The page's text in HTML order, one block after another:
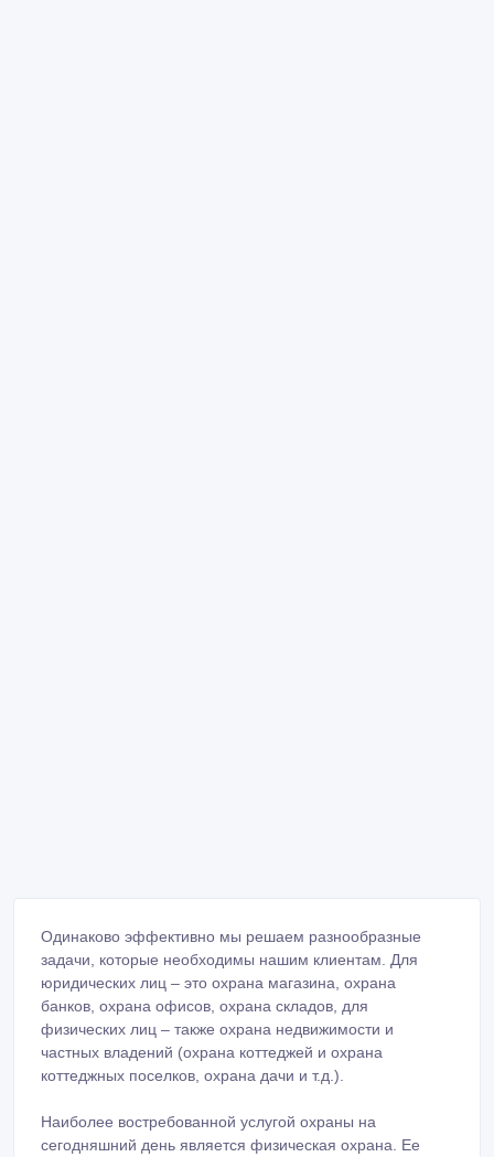
Одинаково эффективно мы решаем разнообразные
задачи, которые необходимы нашим клиентам. Для
юридических лиц – это охрана магазина, охрана
банков, охрана офисов, охрана складов, для
физических лиц – также охрана недвижимости и
частных владений (охрана коттеджей и охрана
коттеджных поселков, охрана дачи и т.д.).
Наиболее востребованной услугой охраны на
сегодняшний день является физическая охрана. Ее